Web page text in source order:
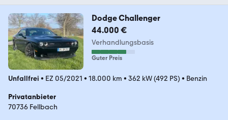
Dodge Challenger
44.000 €
Verhandlungsbasis
Guter Preis
Unfallfrei • EZ 05/2021 • 18.000 km • 362 kW (492 PS) • Benzin
Privatanbieter
70736 Fellbach